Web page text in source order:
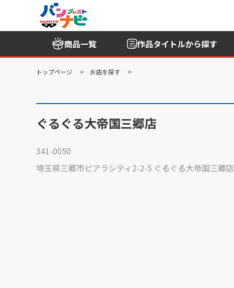
商品一覧 作品タイトルから探す
トップページ お店を探す
ぐるぐる大帝国三郷店
341-0050
埼玉県三郷市ピアラシティ2-2-5 ぐるぐる大帝国三郷店